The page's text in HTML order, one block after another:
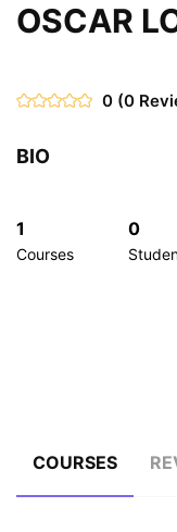
OSCAR
0 (0
BIO
1
Courses
0
COURSES